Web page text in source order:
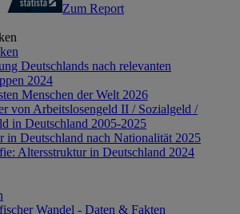
Zum Report
Deutschlands nach relevanten
2024
Menschen der Welt 2026
von Arbeitslosengeld II / Sozialgeld /
in Deutschland 2005-2025
in Deutschland nach Nationalität 2025
Altersstruktur in Deutschland 2024
Wandel - Daten & Fakten